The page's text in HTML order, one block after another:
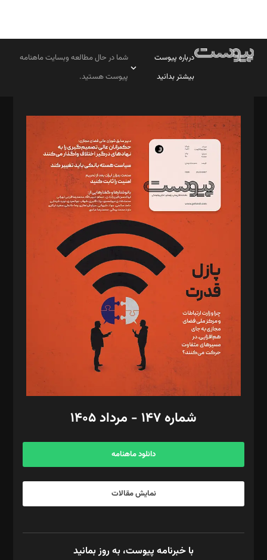
درباره پیوست
بیشتر بدانید
شما در حال مطالعه وبسایت ماهنامه
پیوست هستید.
مدیر مسئول: محمدباقر اثنی‌عشری
سردبیر: مهرک محمودی
دبیر تحریریه: میثم قاسمی
د‌بیر ناداستان: سمانه سمیع
د‌بیر خدمت و تجارت: ابوالفضل رجبی
د‌بیر حقوق فناوری: حسام‌الدین ایپکچی
د‌بیر پیوست جهان: مینا پاکدل
د‌بیر تحریریه آنلاین: بابک نقاش
تحریریه‌: مجتبی محمود‌ی، آرش برهمند، یسنا امان‌پور، سروش کرمیان،
مصطفی مسجدی آرانی، ابوالفضل رجبی، زهرا فکرانه، فائزه فتحی
رستمی،مصطفی باستان
ویرایش: نگار استاد‌‌آقا
طراح یونیفرم: مجید توکلی
فیلمبرداری و عکاسی: امیر شفیعی، مانی لطفی زاده
گرافیک و صفحه‌آرایی: سید‌سبحان‌علی ثابت
مد‌یر توسعه تجاری: کامبیز برید‌
امور مالی: شاپور رهبری، محمد‌ کاظمی‌نیا
آگهی و مشترکین: ۰۹۱۹۹۹۹۰۴۵۴
شماره ۱۴۷ - مرداد ۱۴۰۵
دانلود ماهنامه
نمایش مقالات
با خبرنامه پیوست، به روز بمانید